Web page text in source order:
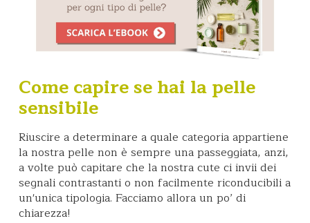
Come capire se hai la pelle
sensibile
Riuscire a determinare a quale categoria appartiene
la nostra pelle non è sempre una passeggiata, anzi,
a volte può capitare che la nostra cute ci invii dei
segnali contrastanti o non facilmente riconducibili a
un'unica tipologia. Facciamo allora un po’ di
chiarezza!